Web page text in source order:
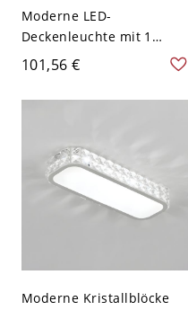
Moderne LED-
Deckenleuchte mit 1
weißem Schirm und SMD-
Lampensockel - 110V-120V
Stern
101,56 €
Moderne Kristallblöcke